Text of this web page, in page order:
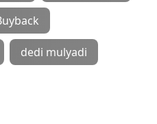
dedi mulyadi